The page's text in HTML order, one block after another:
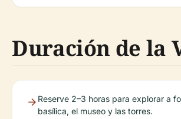
Duración de la
Reserve 2–3 horas para explorar a
basílica, el museo y las torres.